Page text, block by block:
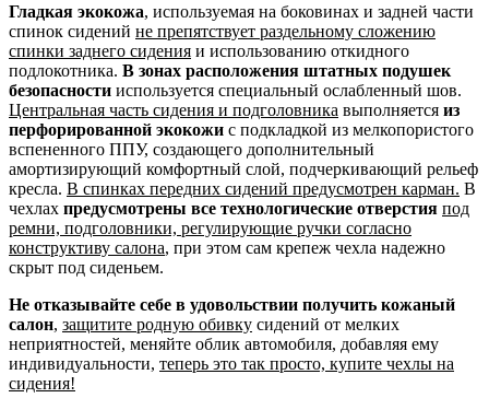
Гладкая экокожа, используемая на боковинах и задней части
спинок сидений не препятствует раздельному сложению
спинки заднего сидения и использованию откидного
подлокотника. В зонах расположения штатных подушек
безопасности используется специальный ослабленный шов.
Центральная часть сидения и подголовника выполняется из
перфорированной экокожи с подкладкой из мелкопористого
вспененного ППУ, создающего дополнительный
амортизирующий комфортный слой, подчеркивающий рельеф
кресла. В спинках передних сидений предусмотрен карман. В
чехлах предусмотрены все технологические отверстия под
ремни, подголовники, регулирующие ручки согласно
конструктиву салона, при этом сам крепеж чехла надежно
скрыт под сиденьем.
Не отказывайте себе в удовольствии получить кожаный
салон, защитите родную обивку сидений от мелких
неприятностей, меняйте облик автомобиля, добавляя ему
индивидуальности, теперь это так просто, купите чехлы на
сидения!